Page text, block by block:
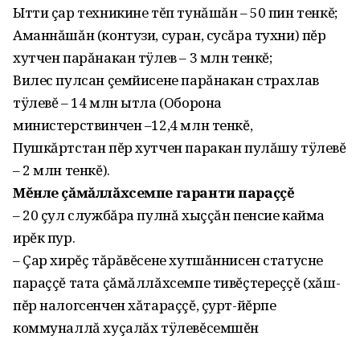
Ытти çар техникине тĕп тунăшăн – 50 пин тенкĕ;
Аманнăшăн (контузи, суран, сусăра тухни) пĕр
хутчен парăнакан тÿлев – 3 млн тенкĕ;
Вилес пулсан çемйисене парăнакан страхлав
тÿлевĕ – 14 млн ытла (Оборона
министерствинчен –12,4 млн тенкĕ,
Пушкăртстан пĕр хутчен паракан пулăшу тÿлевĕ
– 2 млн тенкĕ).
Мĕнле çăмăллăхсемпе гаранти параççĕ
– 20 çул службăра пулнă хыççăн пенсие кайма
ирĕк пур.
– Çар хирĕç тăрăвĕсене хутшăннисен статусне
параççĕ тата çăмăллăхсемпе тивĕçтереççĕ (хăш-
пĕр налогсенчен хăтараççĕ, çурт-йĕрпе
коммуналлă хуçалăх тÿлевĕсемшĕн